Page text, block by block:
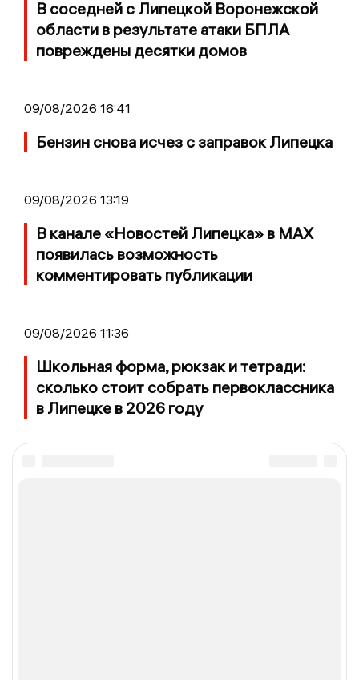
В соседней с Липецкой Воронежской
области в результате атаки БПЛА
повреждены десятки домов
09/08/2026 16:41
Бензин снова исчез с заправок Липецка
09/08/2026 13:19
В канале «Новостей Липецка» в MAX
появилась возможность
комментировать публикации
09/08/2026 11:36
Школьная форма, рюкзак и тетради:
сколько стоит собрать первоклассника
в Липецке в 2026 году